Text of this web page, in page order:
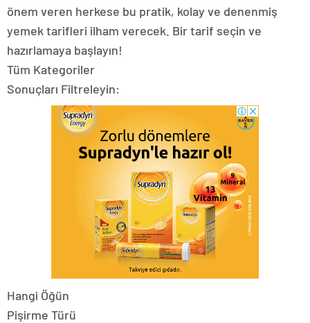
önem veren herkese bu pratik, kolay ve denenmiş
yemek tarifleri ilham verecek. Bir tarif seçin ve
hazırlamaya başlayın!
Tüm Kategoriler
Sonuçları Filtreleyin:
Hangi Öğün
Pişirme Türü